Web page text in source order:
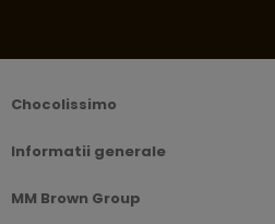
Chocolissimo
Informatii generale
MM Brown Group